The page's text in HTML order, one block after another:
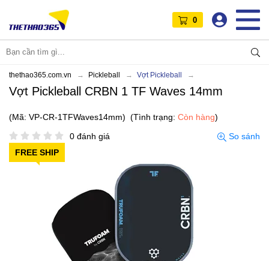
0
thethao365.com.vn Pickleball Vợt Pickleball
Vợt Pickleball CRBN 1 TF Waves 14mm
(Mã: VP-CR-1TFWaves14mm) (Tình trạng: Còn hàng)
0 đánh giá
So sánh
FREE SHIP